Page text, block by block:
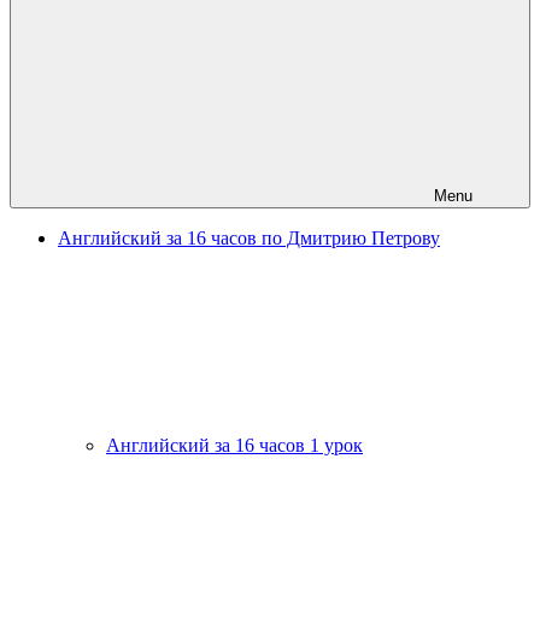
Menu
Английский за 16 часов по Дмитрию Петрову
Английский за 16 часов 1 урок